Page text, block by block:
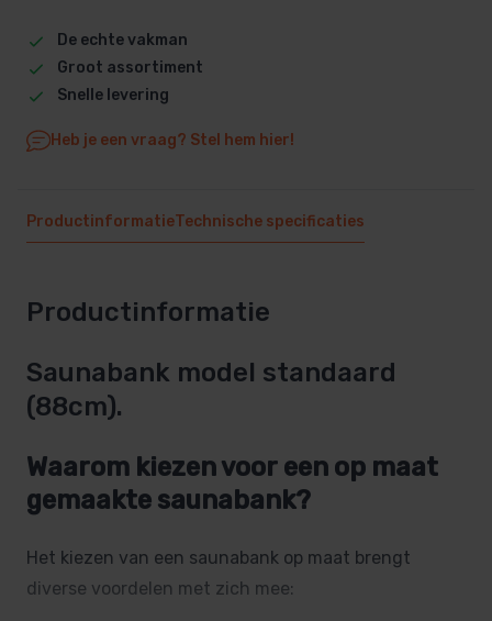
De echte vakman
Groot assortiment
Snelle levering
Heb je een vraag? Stel hem hier!
ProductinformatieTechnische specificaties
Productinformatie
Saunabank model standaard
(88cm).
Waarom kiezen voor een op maat
gemaakte saunabank?
Het kiezen van een saunabank op maat brengt
diverse voordelen met zich mee: